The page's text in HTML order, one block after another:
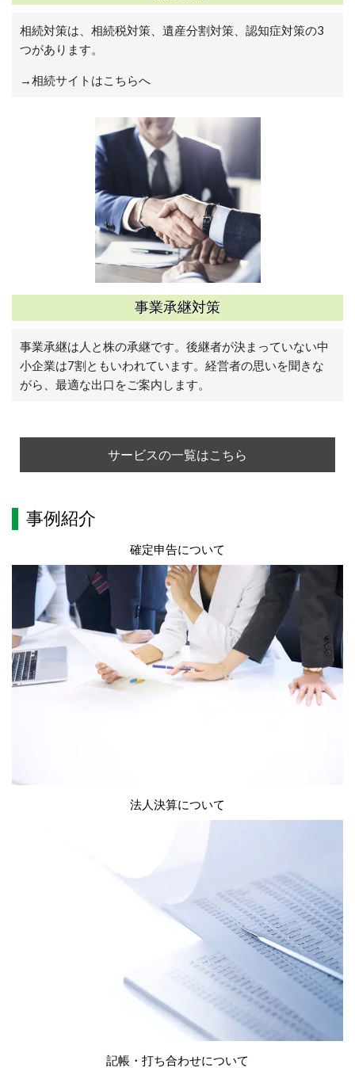
相続対策は、相続税対策、遺産分割対策、認知症対策の3
つがあります。
→相続サイトはこちらへ
事業承継対策
事業承継は人と株の承継です。後継者が決まっていない中
小企業は7割ともいわれています。経営者の思いを聞きな
がら、最適な出口をご案内します。
サービスの一覧はこちら
事例紹介
確定申告について
法人決算について
記帳・打ち合わせについて